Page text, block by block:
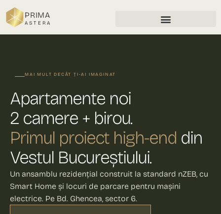
PRIMA
ASTERA
MAI MULT DECÂT ȚI-AI IMAGINAT
Apartamente noi
2 camere + birou.
Primul proiect high-end din
Vestul Bucureștiului.
Un ansamblu rezidențial construit la standard nZEB, cu
Smart Home și locuri de parcare pentru mașini
electrice. Pe Bd. Ghencea, sector 6.